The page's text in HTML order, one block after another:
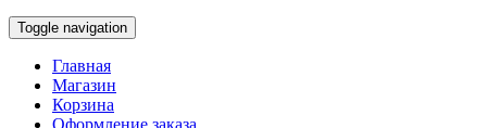
Toggle navigation
Главная
Магазин
Корзина